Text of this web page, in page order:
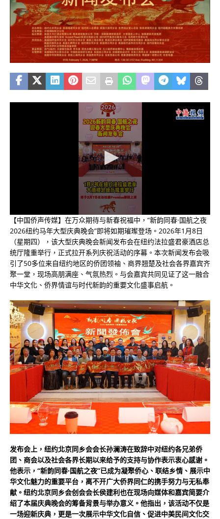
【中国侨声传媒】在万众期待与新春祝福中，“新韵同春·国航之夜
2026纽约马年大型庆典晚会”即将如期璀璨登场。2026年1月8日
（星期四），该大型庆典晚会新闻发布会在纽约法拉盛君豪酒店总
统厅隆重举行，正式拉开系列庆祝活动的序幕。本次新闻发布会吸
引了50多位来自纽约地区的侨团领袖、商界翘楚及社会各界嘉宾齐
聚一堂，现场高朋满座、气氛热烈。与会嘉宾共同见证了这一融合
中华文化、侨界情谊与时代新韵的重要文化盛事启航。
发布会上，纽约北京同乡会会长孙澜涛在致辞中对纽约各兄弟侨
团、商会以及社会各界长期以来给予的支持与协作表示衷心感谢。
他表示，“新韵同春·国航之夜”已成为凝聚侨心、联结乡情、展示中
华文化魅力的重要平台，离不开广大侨界同仁的携手努力与无私奉
献。纽约北京同乡会创会会长侯建利也在现场向媒体和嘉宾简要介
绍了本届庆典晚会的筹备背景与举办意义。他指出，该活动不仅是
一场迎新庆典，更是一次展示中华文化自信、促进中美民间文化交